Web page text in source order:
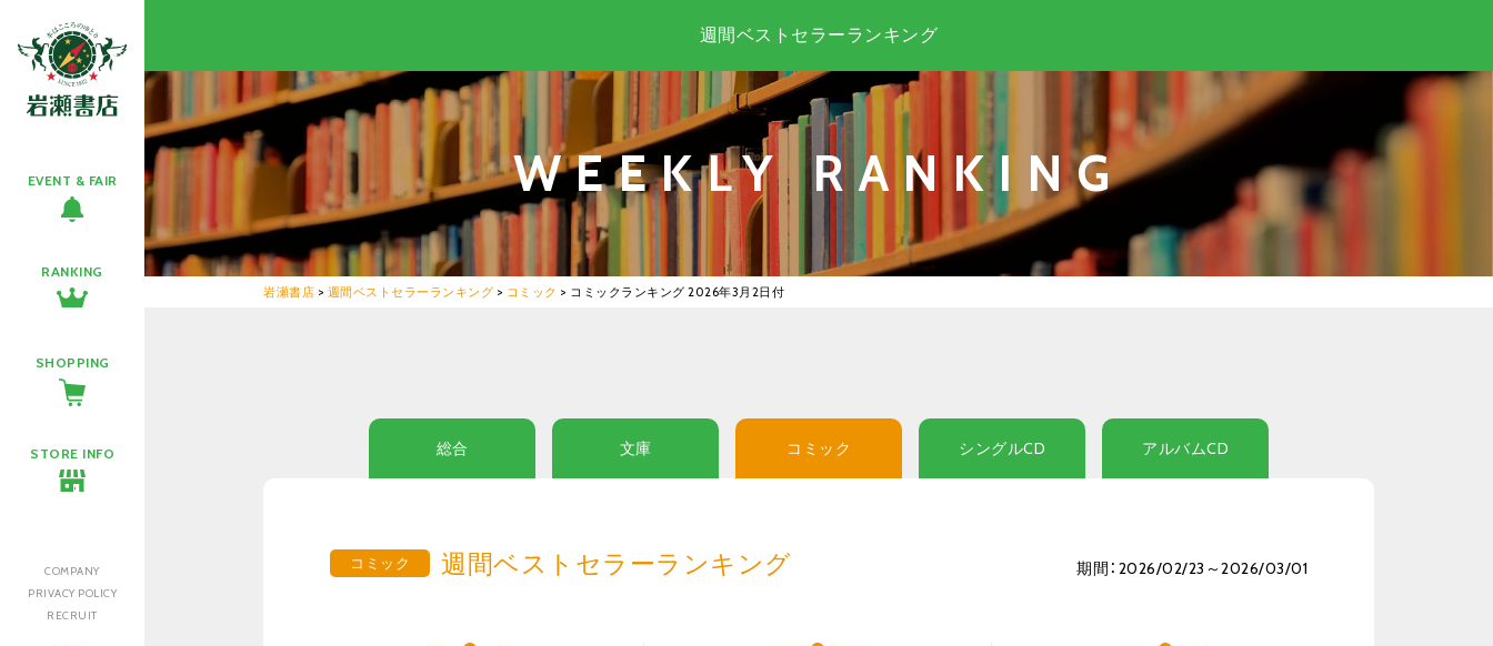
EVENT & FAIR
RANKING
SHOPPING
STORE INFO
COMPANY
PRIVACY POLICY
RECRUIT
週間ベストセラーランキング
WEEKLY RANKING
岩瀬書店 > 週間ベストセラーランキング > コミック > コミックランキング 2026年3月2日付
総合 文庫 コミック シングルCD アルバムCD
コミック 週間ベストセラーランキング 期間：2026/02/23～2026/03/01